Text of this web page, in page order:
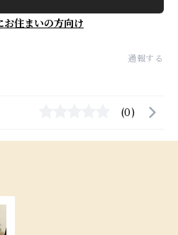
お住まいの方向け
通報する
(0)